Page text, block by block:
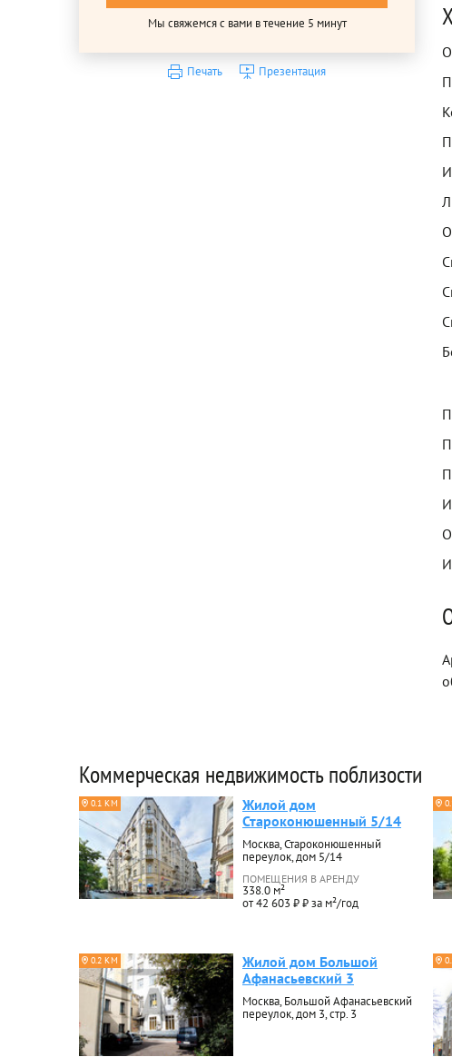
Мы свяжемся с вами в течение 5 минут
Печать Презентация
Коммерческая недвижимость поблизости
0.1 КМ
Жилой дом
Староконюшенный 5/14
Москва, Староконюшенный
переулок, дом 5/14
ПОМЕЩЕНИЯ В АРЕНДУ
338.0 м²
от 42 603 ₽ ₽ за м²/год
0.2 КМ
Жилой дом Большой
Афанасьевский 3
Москва, Большой Афанасьевский
переулок, дом 3, стр. 3